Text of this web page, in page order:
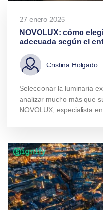
27 enero 2026
NOVOLUX: cómo
adecuada según el
Cristina Holgado
Seleccionar la luminaria
analizar mucho más que
NOVOLUX, especialista